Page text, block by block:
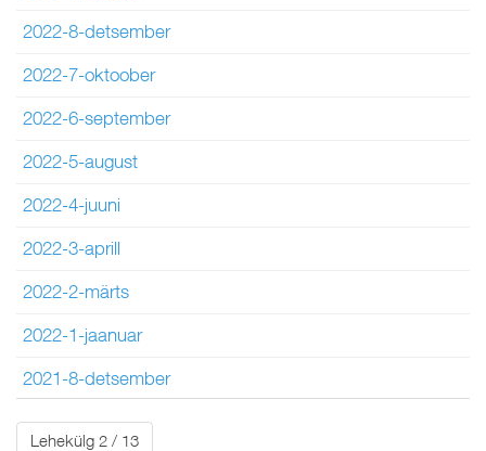
2022-8-detsember
2022-7-oktoober
2022-6-september
2022-5-august
2022-4-juuni
2022-3-aprill
2022-2-märts
2022-1-jaanuar
2021-8-detsember
Lehekülg 2 / 13